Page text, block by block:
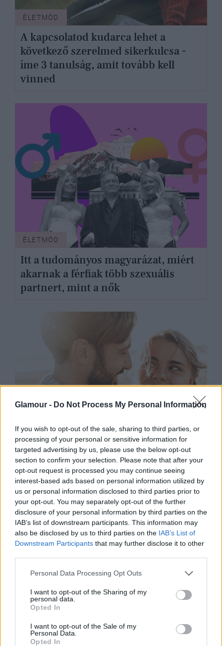
Glamour - Do Not Process My Personal Information
If you wish to opt-out of the sale, sharing to third parties, or
processing of your personal or sensitive information for
targeted advertising by us, please use the below opt-out
section to confirm your selection. Please note that after your
opt-out request is processed you may continue seeing
interest-based ads based on personal information utilized by
us or personal information disclosed to third parties prior to
your opt-out. You may separately opt-out of the further
disclosure of your personal information by third parties on the
IAB’s list of downstream participants. This information may
also be disclosed by us to third parties on the IAB’s List of
Downstream Participants that may further disclose it to other
Please note that this website/app uses one or more Google
not limited to your visit or usage behaviour. You may click to
grant or deny consent to Google and its third-party tags to
use your data for below specified purposes in below Google
consent section.
Personal Data Processing Opt Outs
I want to opt-out of the Sharing of my
personal data.
Opted In
I want to opt-out of the Sale of my
Personal Data.
Opted In
ÉLETMÓD
A kapcsolatod kudarca lehet a
következő szerelmed sikerkulcsa -
íme 3 tanulság, amit tovább kell
vinned
ÉLETMÓD
Itt a tudományos magyarázat, miért
akarnak a férfiak több szexuális
partnert, mint a nők
ÉLETMÓD
Egy megállapodott férfi vallomása:
„Már nem lennék képes megesküdni
arra, hogy valakivel évtizedeket
együtt leszek”